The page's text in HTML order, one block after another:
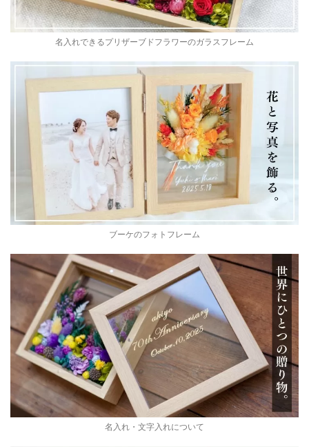
名入れできるプリザーブドフラワーのガラスフレーム
ブーケのフォトフレーム
名入れ・文字入れについて